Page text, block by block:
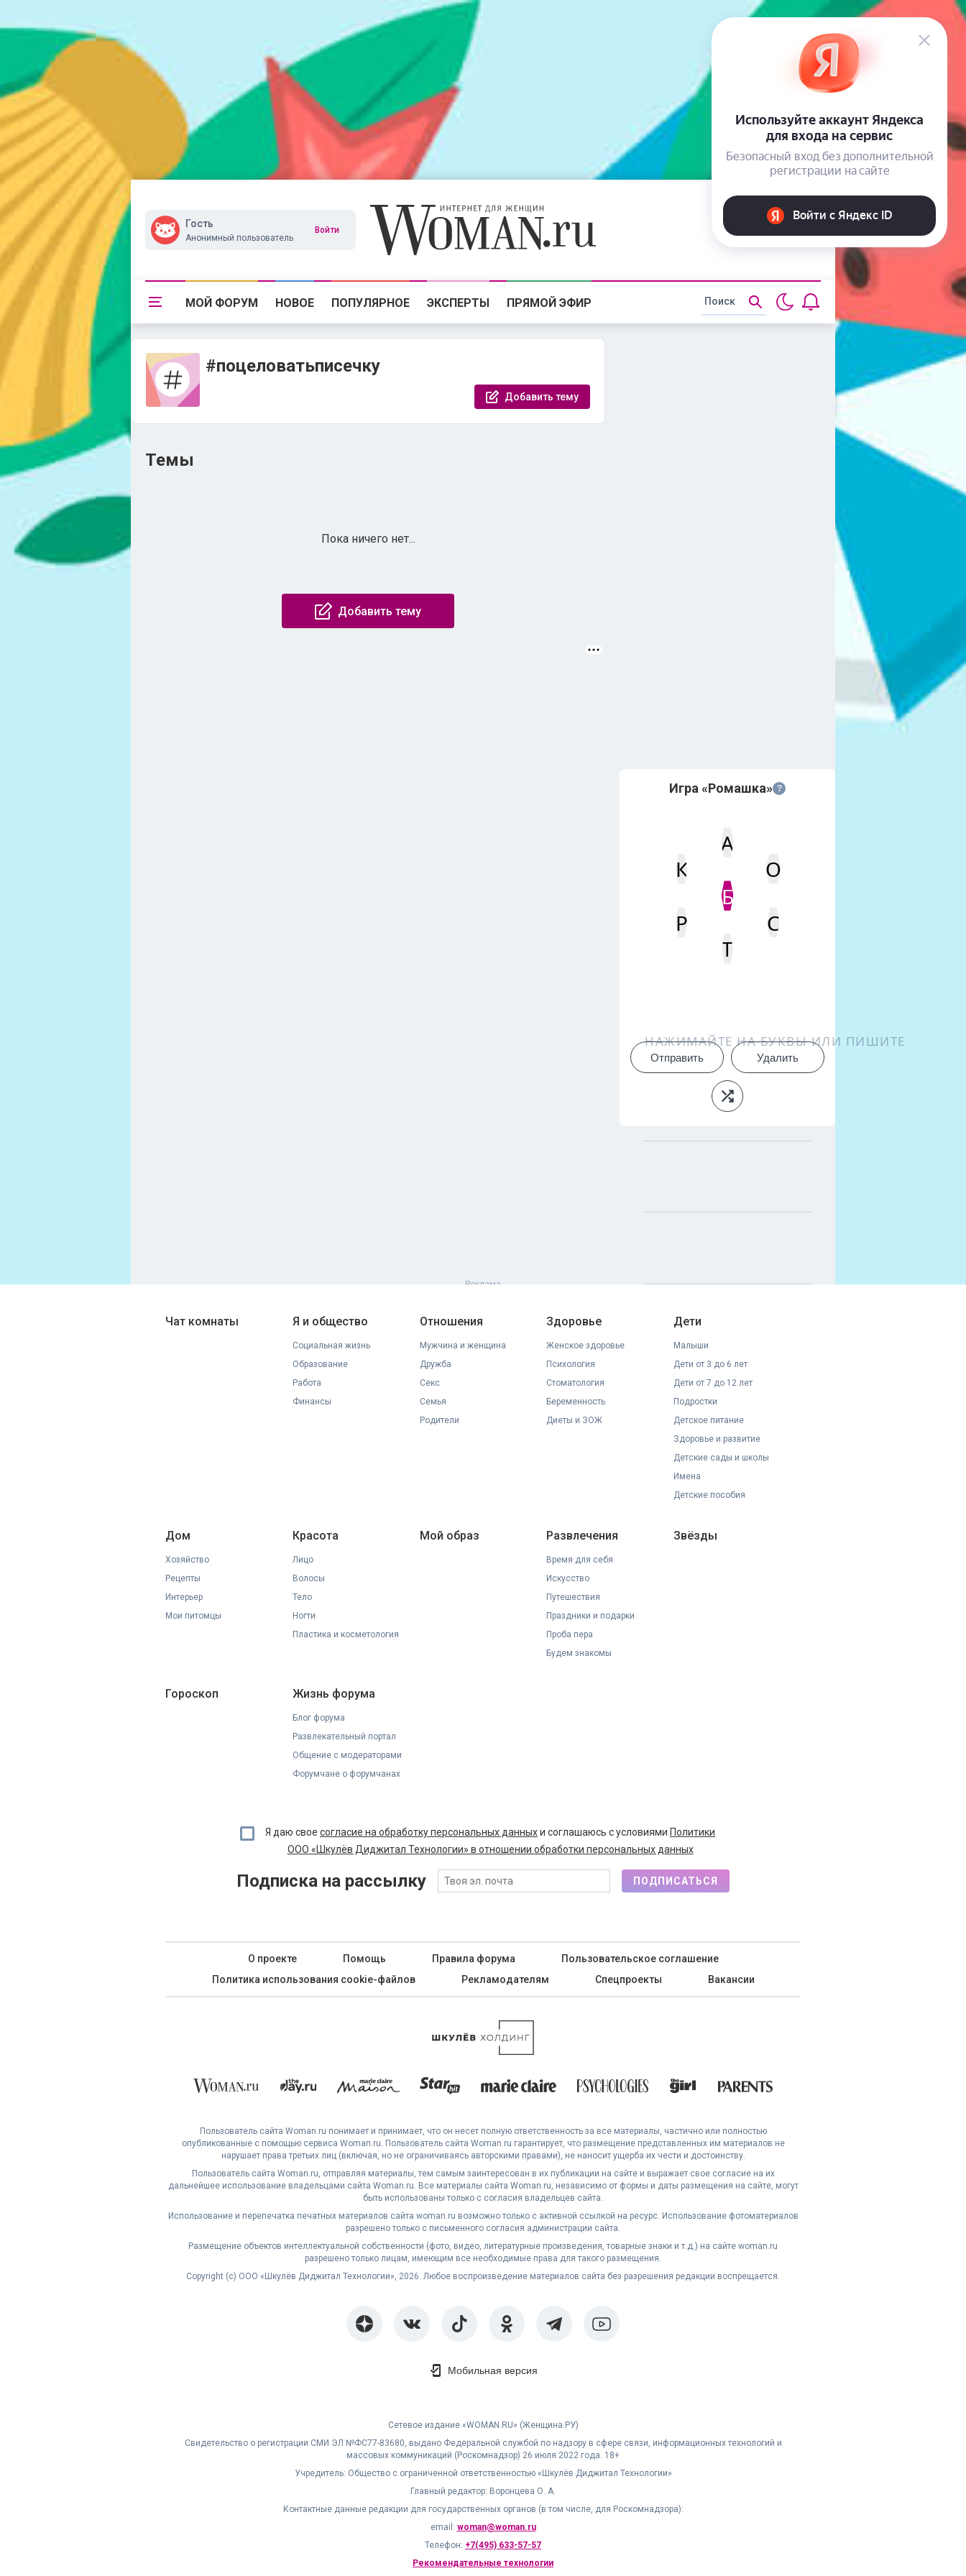
Гость
Анонимный пользователь
Войти
МОЙ ФОРУМ НОВОЕ ПОПУЛЯРНОЕ ЭКСПЕРТЫ ПРЯМОЙ ЭФИР
#поцеловатьписечку
Добавить тему
Темы
Пока ничего нет...
Добавить тему
Игра «Ромашка» ?
Мин. кол-во очков
Б
А
К
О
Р
С
Т
НАЖИМАЙТЕ НА БУКВЫ ИЛИ ПИШИТЕ
Отправить Удалить
Чат комнаты Я и общество
Социальная жизнь
Образование
Работа
Финансы
Отношения
Мужчина и женщина
Дружба
Секс
Семья
Родители
Здоровье
Женское здоровье
Психология
Стоматология
Беременность
Диеты и ЗОЖ
Дети
Малыши
Дети от 3 до 6 лет
Дети от 7 до 12 лет
Подростки
Детское питание
Здоровье и развитие
Детские сады и школы
Имена
Детские пособия
Дом
Хозяйство
Рецепты
Интерьер
Мои питомцы
Красота
Лицо
Волосы
Тело
Ногти
Пластика и косметология
Мой образ Развлечения
Время для себя
Искусство
Путешествия
Праздники и подарки
Проба пера
Будем знакомы
Звёзды
Гороскоп Жизнь форума
Блог форума
Развлекательный портал
Общение с модераторами
Форумчане о форумчанах
Я даю свое согласие на обработку персональных данныхи соглашаюсь с условиями Политики
ООО «Шкулёв Диджитал Технологии» в отношении обработки персональных данных
Подписка на рассылку ПОДПИСАТЬСЯ
О проекте Помощь Правила форума
Пользовательское соглашение
Политика использования cookie-файлов
Рекламодателям Спецпроекты Вакансии
Пользователь сайта Woman.ru понимает и принимает, что он несет полную ответственность за все материалы, частично или полностью
опубликованные с помощью сервиса Woman.ru. Пользователь сайта Woman.ru гарантирует, что размещение представленных им материалов не
нарушает права третьих лиц (включая, но не ограничиваясь авторскими правами), не наносит ущерба их чести и достоинству.
Пользователь сайта Woman.ru, отправляя материалы, тем самым заинтересован в их публикации на сайте и выражает свое согласие на их
дальнейшее использование владельцами сайта Woman.ru. Все материалы сайта Woman.ru, независимо от формы и даты размещения на сайте, могут
быть использованы только с согласия владельцев сайта.
Использование и перепечатка печатных материалов сайта woman.ru возможно только с активной ссылкой на ресурс. Использование фотоматериалов
разрешено только с письменного согласия администрации сайта.
Размещение объектов интеллектуальной собственности (фото, видео, литературные произведения, товарные знаки и т.д.) на сайте woman.ru
разрешено только лицам, имеющим все необходимые права для такого размещения.
Copyright (с) ООО «Шкулёв Диджитал Технологии», 2026. Любое воспроизведение материалов сайта без разрешения редакции воспрещается.
Мобильная версия
Сетевое издание «WOMAN.RU» (Женщина.РУ)
Свидетельство о регистрации СМИ ЭЛ №ФС77-83680, выдано Федеральной службой по надзору в сфере связи, информационных технологий и
массовых коммуникаций (Роскомнадзор) 26 июля 2022 года. 18+
Учредитель: Общество с ограниченной ответственностью «Шкулёв Диджитал Технологии»
Главный редактор: Воронцева О. А.
Контактные данные редакции для государственных органов (в том числе, для Роскомнадзора):
email: woman@woman.ru
Телефон: +7(495) 633-57-57
Рекомендательные технологии